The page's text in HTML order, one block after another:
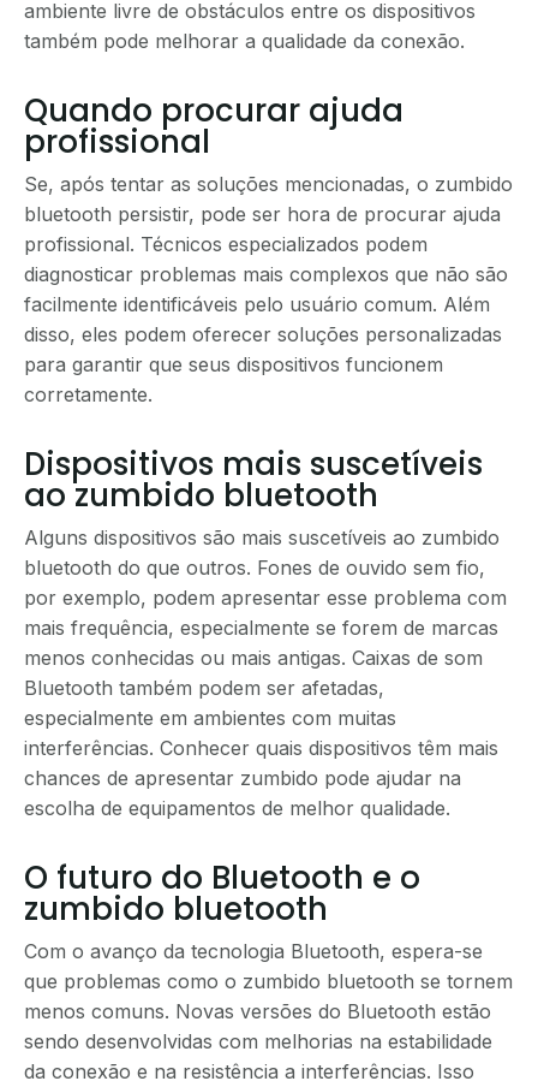
ambiente livre de obstáculos entre os dispositivos
também pode melhorar a qualidade da conexão.
Quando procurar ajuda
profissional
Se, após tentar as soluções mencionadas, o zumbido
bluetooth persistir, pode ser hora de procurar ajuda
profissional. Técnicos especializados podem
diagnosticar problemas mais complexos que não são
facilmente identificáveis pelo usuário comum. Além
disso, eles podem oferecer soluções personalizadas
para garantir que seus dispositivos funcionem
corretamente.
Dispositivos mais suscetíveis
ao zumbido bluetooth
Alguns dispositivos são mais suscetíveis ao zumbido
bluetooth do que outros. Fones de ouvido sem fio,
por exemplo, podem apresentar esse problema com
mais frequência, especialmente se forem de marcas
menos conhecidas ou mais antigas. Caixas de som
Bluetooth também podem ser afetadas,
especialmente em ambientes com muitas
interferências. Conhecer quais dispositivos têm mais
chances de apresentar zumbido pode ajudar na
escolha de equipamentos de melhor qualidade.
O futuro do Bluetooth e o
zumbido bluetooth
Com o avanço da tecnologia Bluetooth, espera-se
que problemas como o zumbido bluetooth se tornem
menos comuns. Novas versões do Bluetooth estão
sendo desenvolvidas com melhorias na estabilidade
da conexão e na resistência a interferências. Isso